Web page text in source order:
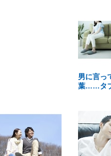
男に言っ
葉……タ